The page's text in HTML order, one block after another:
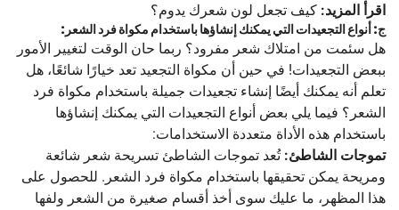
اقرأ المزيد: كيف تجعل لون شعرك يدوم؟
ج: أنواع التجعيدات التي يمكنك إنشاؤها باستخدام مكواة فرد الشعر:
هل سئمت من امتلاك شعر مفرود؟ ربما حان الوقت لتغيير الأمور
ببعض التجعيدات! في حين أن مكواة التجعيد تعد خيارًا شائعًا، هل
تعلم أنه يمكنك أيضًا إنشاء تجعيدات جميلة باستخدام مكواة فرد
الشعر؟ فيما يلي بعض أنواع التجعيدات التي يمكنك إنشاؤها
باستخدام هذه الأداة متعددة الاستخدامات:
تموجات الشاطئ: تُعد تموجات الشاطئ تسريحة شعر شائعة
ومريحة يمكن تحقيقها باستخدام مكواة فرد الشعر. للحصول على
هذا المظهر، ما عليك سوى أخذ أقسام صغيرة من الشعر ولفها